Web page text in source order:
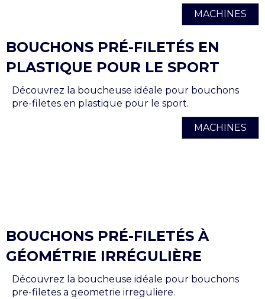
MACHINES
BOUCHONS PRÉ-FILETÉS EN
PLASTIQUE POUR LE SPORT
Découvrez la boucheuse idéale pour bouchons
pre-filetes en plastique pour le sport.
MACHINES
BOUCHONS PRÉ-FILETÉS À
GÉOMÉTRIE IRRÉGULIÈRE
Découvrez la boucheuse idéale pour bouchons
pre-filetes a geometrie irreguliere.